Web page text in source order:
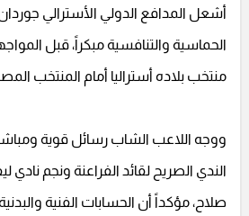
أشعل المدافع الدولي الأسترالي
الحماسية والتنافسية مبكراً، قبل
منتخب بلاده أستراليا أمام المنتخب
ووجه اللاعب الشاب رسائل قوية
الندي الصريح لقائد الفراعنة ونجم نادي
صلاح، مؤكداً أن الحسابات الفنية